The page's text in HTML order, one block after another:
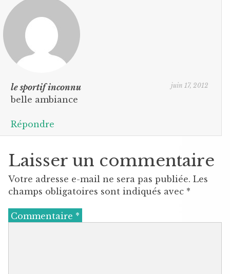
le sportif inconnu juin 17, 2012
belle ambiance
Répondre
Laisser un commentaire
Votre adresse e-mail ne sera pas publiée. Les
champs obligatoires sont indiqués avec *
Commentaire *